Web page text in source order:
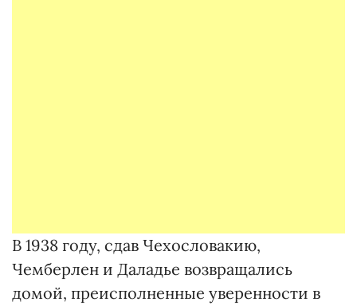
В 1938 году, сдав Чехословакию,
Чемберлен и Даладье возвращались
домой, преисполненные уверенности в